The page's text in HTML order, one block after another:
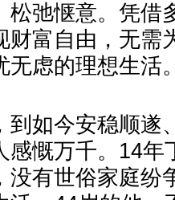
松弛惬意。凭借
财富自由，无需
无虑的理想生活
到如今安稳顺遂
感慨万千。14年
没有世俗家庭纷